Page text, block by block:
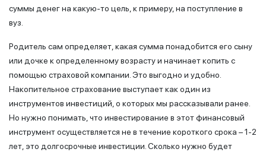
суммы денег на какую-то цель, к примеру, на поступление в
вуз.
Родитель сам определяет, какая сумма понадобится его сыну
или дочке к определенному возрасту и начинает копить с
помощью страховой компании. Это выгодно и удобно.
Накопительное страхование выступает как один из
инструментов инвестиций, о которых мы рассказывали ранее.
Но нужно понимать, что инвестирование в этот финансовый
инструмент осуществляется не в течение короткого срока – 1-2
лет, это долгосрочные инвестиции. Сколько нужно будет